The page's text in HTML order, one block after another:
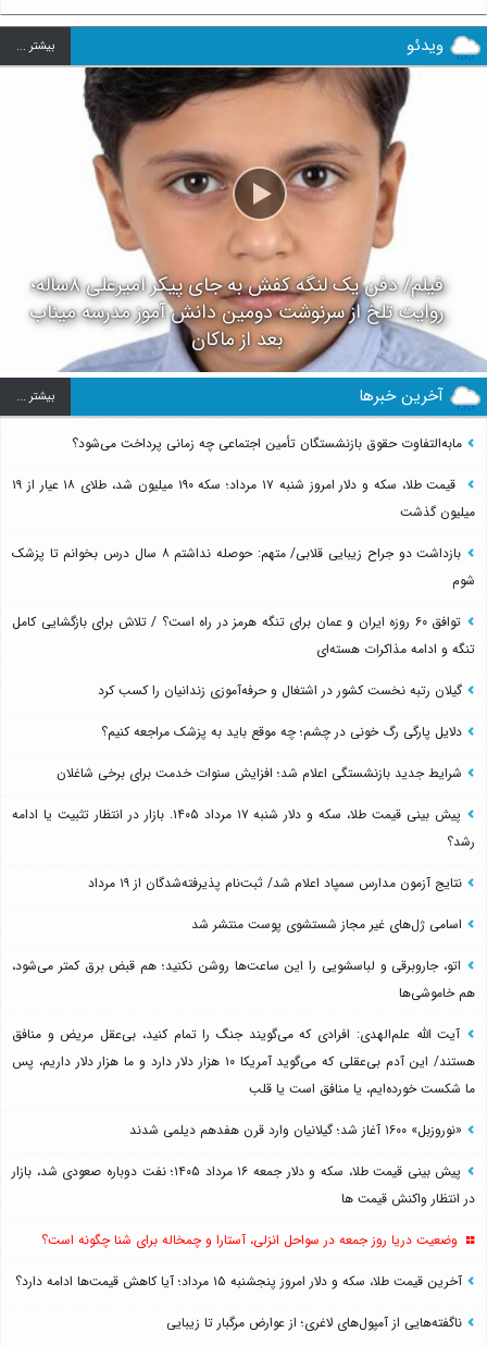
ویدئو بيشتر ...
فیلم/ دفن یک لنگه کفش به جای پیکر امیرعلی ۸ساله؛
روایت تلخ از سرنوشت دومین دانش آموز مدرسه میناب
بعد از ماکان
آخرین خبرها بيشتر ...
مابه‌التفاوت حقوق بازنشستگان تأمین اجتماعی چه زمانی پرداخت می‌شود؟
قیمت طلا، سکه و دلار امروز شنبه ۱۷ مرداد؛ سکه ۱۹۰ میلیون شد، طلای ۱۸ عیار از ۱۹
میلیون گذشت
بازداشت دو جراح زیبایی قلابی/ متهم: حوصله نداشتم ۸ سال درس بخوانم تا پزشک
شوم
توافق ۶۰ روزه ایران و عمان برای تنگه هرمز در راه است؟ / تلاش برای بازگشایی کامل
تنگه و ادامه مذاکرات هسته‌ای
گیلان رتبه نخست کشور در اشتغال و حرفه‌آموزی زندانیان را کسب کرد
دلایل پارگی رگ خونی در چشم؛ چه موقع باید به پزشک مراجعه کنیم؟
شرایط جدید بازنشستگی اعلام شد؛ افزایش سنوات خدمت برای برخی شاغلان
پیش بینی قیمت طلا، سکه و دلار شنبه ۱۷ مرداد ۱۴۰۵. بازار در انتظار تثبیت یا ادامه
رشد؟
نتایج آزمون مدارس سمپاد اعلام شد/ ثبت‌نام پذیرفته‌شدگان از ۱۹ مرداد
اسامی ژل‌های غیر مجاز شستشوی پوست منتشر شد
اتو، جاروبرقی و لباسشویی را این ساعت‌ها روشن نکنید؛ هم قبض برق کمتر می‌شود،
هم خاموشی‌ها
آیت الله علم‌الهدی: افرادی که می‌گویند جنگ را تمام کنید، بی‌عقل مریض و منافق
هستند/ این آدم بی‌عقلی که می‌گوید آمریکا ۱۰ هزار دلار دارد و ما هزار دلار داریم، پس
ما شکست خورده‌ایم، یا منافق است یا قلب
«نوروزبل» ۱۶۰۰ آغاز شد؛ گیلانیان وارد قرن هفدهم دیلمی شدند
پیش بینی قیمت طلا، سکه و دلار جمعه ۱۶ مرداد ۱۴۰۵؛ نفت دوباره صعودی شد، بازار
در انتظار واکنش قیمت ها
وضعیت دریا روز جمعه در سواحل انزلی، آستارا و چمخاله برای شنا چگونه است؟
آخرین قیمت طلا، سکه و دلار امروز پنجشنبه ۱۵ مرداد؛ آیا کاهش قیمت‌ها ادامه دارد؟
ناگفته‌هایی از آمپول‌های لاغری؛ از عوارض مرگبار تا زیبایی